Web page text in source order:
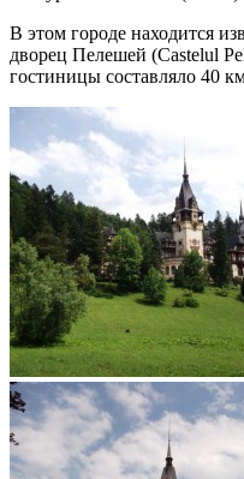
В этом городе находится
дворец Пелешей (Castelul
гостиницы составляло 40